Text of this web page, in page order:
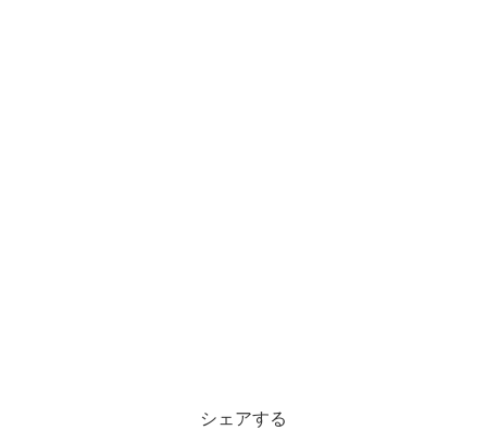
シェアする